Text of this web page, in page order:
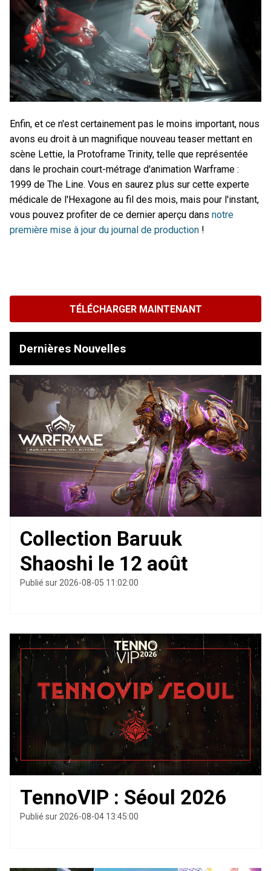
Enfin, et ce n'est certainement pas le moins important, nous
avons eu droit à un magnifique nouveau teaser mettant en
scène Lettie, la Protoframe Trinity, telle que représentée
dans le prochain court-métrage d'animation Warframe :
1999 de The Line. Vous en saurez plus sur cette experte
médicale de l'Hexagone au fil des mois, mais pour l'instant,
vous pouvez profiter de ce dernier aperçu dans notre
première mise à jour du journal de production !
TÉLÉCHARGER MAINTENANT
Dernières Nouvelles
Collection Baruuk
Shaoshi le 12 août
Publié sur 2026-08-05 11:02:00
TennoVIP : Séoul 2026
Publié sur 2026-08-04 13:45:00